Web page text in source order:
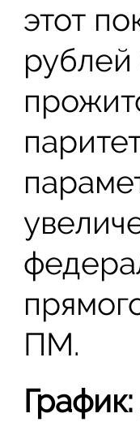
этот
рублей
ПМ.